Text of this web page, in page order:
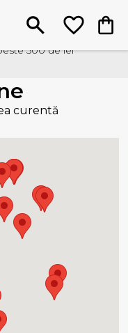
500 de lei
curentă